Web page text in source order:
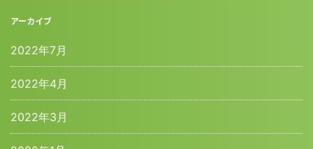
アーカイブ
2022年7月
2022年4月
2022年3月